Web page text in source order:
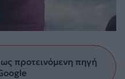
προτεινόμενη πηγή